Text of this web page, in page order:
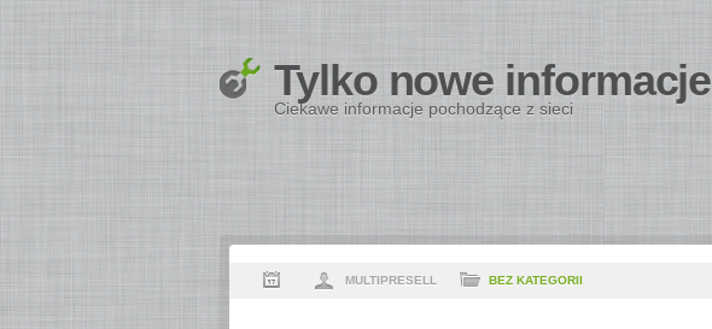
Tylko nowe informacje
Ciekawe informacje pochodzące z sieci
MULTIPRESELL BEZ KATEGORII